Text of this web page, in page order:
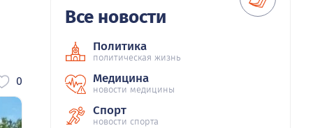
0
Все новости
Политика
политическая жизнь
Медицина
новости медицины
Спорт
новости спорта